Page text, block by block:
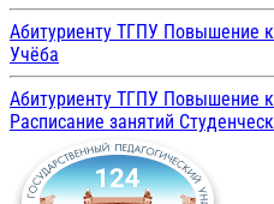
Абитуриенту ТГПУ Повышение
Учёба
Абитуриенту ТГПУ Повышение
Расписание занятий